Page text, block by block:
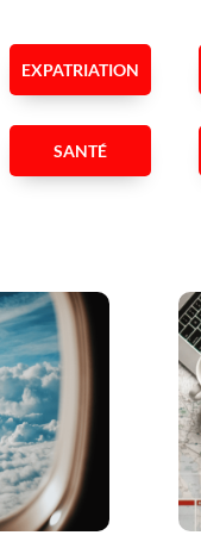
EXPATRIATION
SANTÉ